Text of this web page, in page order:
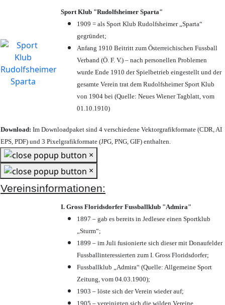
Sport Klub "Rudolfsheimer Sparta"
1909 = als Sport Klub Rudolfsheimer „Sparta“
gegründet;
Anfang 1910 Beitritt zum Österreichischen Fussball
Verband (Ö. F. V.) – nach personellen Problemen
wurde Ende 1910 der Spielbetrieb eingestellt und der
gesamte Verein trat dem Rudolfsheimer Sport Klub
von 1904 bei (Quelle: Neues Wiener Tagblatt, vom
01.10.1910)
Download: Im Downloadpaket sind 4 verschiedene Vektorgrafikformate (CDR, AI
EPS, PDF) und 3 Pixelgrafikformate (JPG, PNG, GIF) enthalten.
×
×
Vereinsinformationen:
I. Gross Floridsdorfer Fussballklub "Admira"
1897 – gab es bereits in Jedlesee einen Sportklub
„Sturm“;
1899 – im Juli fusionierte sich dieser mit Donaufelder
Fussballinteressierten zum I. Gross Floridsdorfer;
Fussballklub „Admira“ (Quelle: Allgemeine Sport
Zeitung, vom 04.03.1900);
1903 – löste sich der Verein wieder auf;
1905 – vereinigten sich die wilden Vereine